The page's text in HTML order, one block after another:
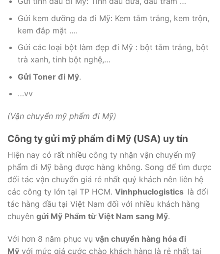
Gửi kem dưỡng da đi Mỹ: Kem tắm trắng, kem trộn,
kem đắp mặt ….
Gửi các loại bột làm đẹp đi Mỹ : bột tắm trắng, bột
trà xanh, tinh bột nghệ,…
Gửi Toner đi Mỹ.
…vv
(Vận chuyển mỹ phẩm đi Mỹ)
Công ty gửi mỹ phẩm đi Mỹ (USA) uy tín
Hiện nay có rất nhiều công ty nhận vận chuyển mỹ
phẩm đi Mỹ bằng được hàng không. Song để tìm được
đối tác vận chuyển giá rẻ nhất quý khách nên liên hệ
các công ty lớn tại TP HCM. Vinhphuclogistics là đối
tác hàng đầu tại Việt Nam đối với nhiều khách hàng
chuyên gửi Mỹ Phẩm từ Việt Nam sang Mỹ.
Với hơn 8 năm phục vụ vận chuyển hàng hóa đi
Mỹ với mức giá cước chào khách hàng là rẻ nhất tại